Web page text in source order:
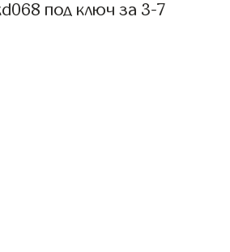
под ключ за 3-7